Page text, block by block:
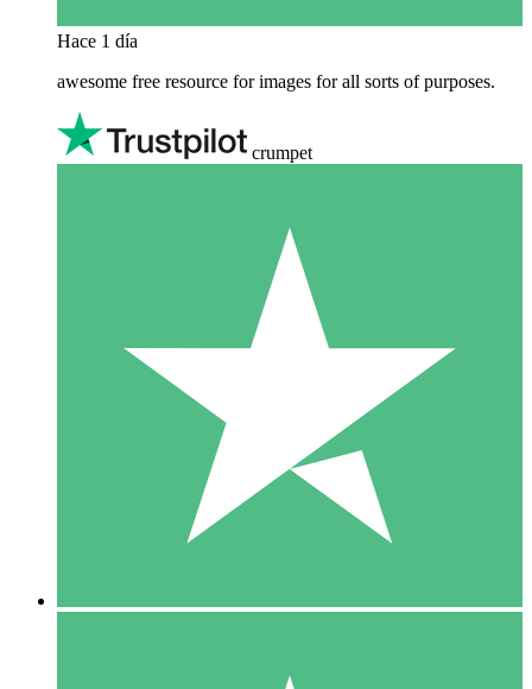
Hace 1 día
awesome free resource for images for all sorts of purposes.
crumpet